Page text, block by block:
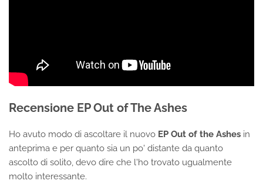
Recensione EP Out of The Ashes
Ho avuto modo di ascoltare il nuovo EP Out of the Ashes in
anteprima e per quanto sia un po' distante da quanto
ascolto di solito, devo dire che l'ho trovato ugualmente
molto interessante.